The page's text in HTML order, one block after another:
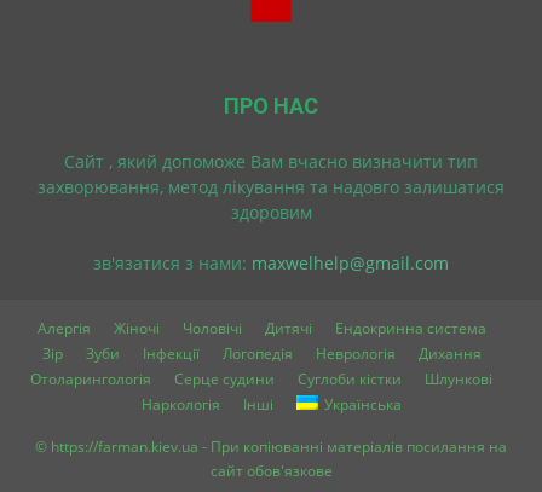
ПРО НАС
Cайт , який допоможе Вам вчасно визначити тип
захворювання, метод лікування та надовго залишатися
здоровим
зв'язатися з нами: maxwelhelp@gmail.com
Алергія Жіночі Чоловічі Дитячі
Ендокринна система
Зір
Зуби Інфекції Логопедія Неврологія
Дихання
Отоларингологія
Серце судини Суглоби кістки
Шлункові
Наркологія
Інші Українська
© https://farman.kiev.ua - При копіюванні матеріалів посилання на
сайт обов'язкове